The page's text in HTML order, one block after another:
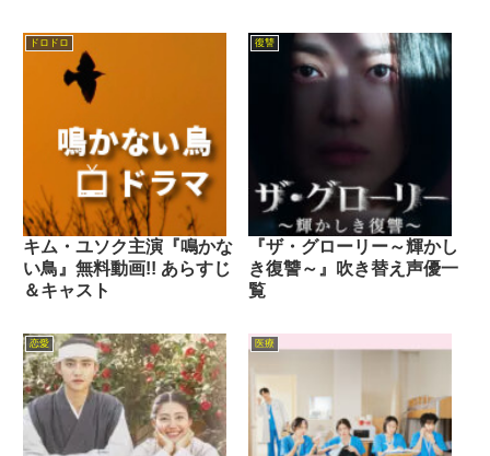
ドロドロ
キム・ユソク主演『鳴かな
い鳥』無料動画!! あらすじ
＆キャスト
復讐
『ザ・グローリー～輝かし
き復讐～』吹き替え声優一
覧
恋愛 医療